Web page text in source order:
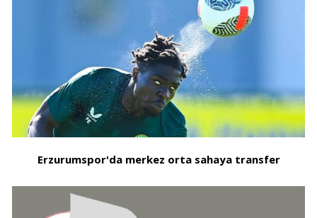
Erzurumspor'da merkez orta sahaya transfer